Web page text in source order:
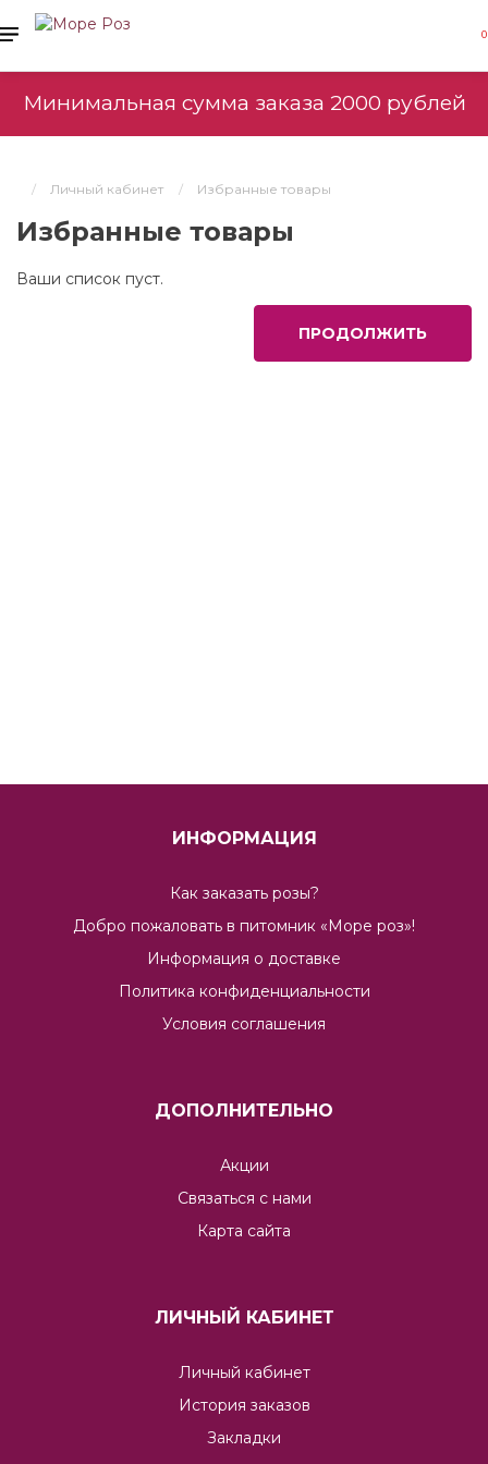
Минимальная сумма заказа 2000 рублей
0
Личный кабинет Избранные товары
Избранные товары
Ваши список пуст.
ПРОДОЛЖИТЬ
ИНФОРМАЦИЯ
Как заказать розы?
Добро пожаловать в питомник «Море роз»!
Информация о доставке
Политика конфиденциальности
Условия соглашения
ДОПОЛНИТЕЛЬНО
Акции
Связаться с нами
Карта сайта
ЛИЧНЫЙ КАБИНЕТ
Личный кабинет
История заказов
Закладки